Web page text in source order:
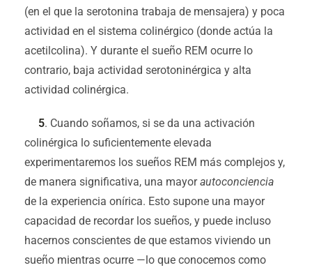
(en el que la serotonina trabaja de mensajera) y poca
actividad en el sistema colinérgico (donde actúa la
acetilcolina). Y durante el sueño REM ocurre lo
contrario, baja actividad serotoninérgica y alta
actividad colinérgica.
5. Cuando soñamos, si se da una activación
colinérgica lo suficientemente elevada
experimentaremos los sueños REM más complejos y,
de manera significativa, una mayorautoconciencia
de la experiencia onírica. Esto supone una mayor
capacidad de recordar los sueños, y puede incluso
hacernos conscientes de que estamos viviendo un
sueño mientras ocurre —lo que conocemos como